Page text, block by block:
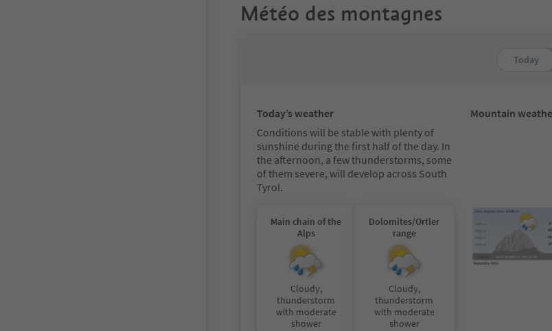
Météo des montagnes
Today
Today’s weather
Conditions will be stable with plenty of
sunshine during the first half of the day. In
the afternoon, a few thunderstorms, some
of them severe, will develop across South
Tyrol.
Main chain of the
Alps
Cloudy,
thunderstorm
with moderate
shower
Dolomites/Ortler
range
Cloudy,
thunderstorm
with moderate
shower
Mountain